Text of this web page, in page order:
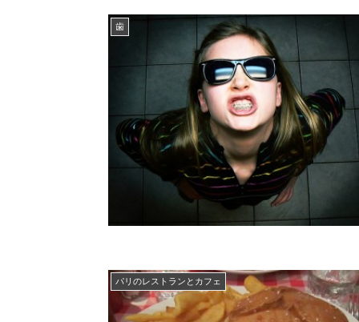
歯
パリのレストランとカフェ